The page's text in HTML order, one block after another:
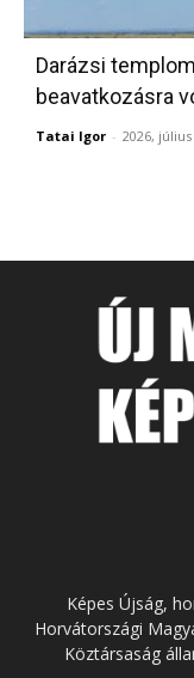
Darázsi
beavatkozásra
Tatai Igor - 2026, július
Képes Újság,
Horvátországi
Köztársaság